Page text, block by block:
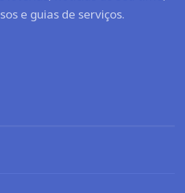
e guias de serviços.